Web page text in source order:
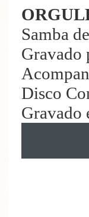
Samba
Gravado
Disco
Gravado